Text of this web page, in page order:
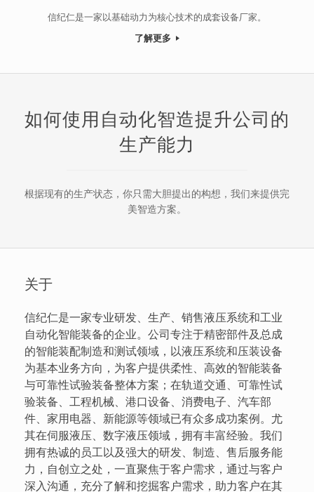
信纪仁是一家以基础动力为核心技术的成套设备厂家。
了解更多
如何使用自动化智造提升公司的
生产能力
根据现有的生产状态，你只需大胆提出的构想，我们来提供完
美智造方案。
关于
信纪仁是一家专业研发、生产、销售液压系统和工业
自动化智能装备的企业。公司专注于精密部件及总成
的智能装配制造和测试领域，以液压系统和压装设备
为基本业务方向，为客户提供柔性、高效的智能装备
与可靠性试验装备整体方案；在轨道交通、可靠性试
验装备、工程机械、港口设备、消费电子、汽车部
件、家用电器、新能源等领域已有众多成功案例。尤
其在伺服液压、数字液压领域，拥有丰富经验。我们
拥有热诚的员工以及强大的研发、制造、售后服务能
力，自创立之处，一直聚焦于客户需求，通过与客户
深入沟通，充分了解和挖掘客户需求，助力客户在其